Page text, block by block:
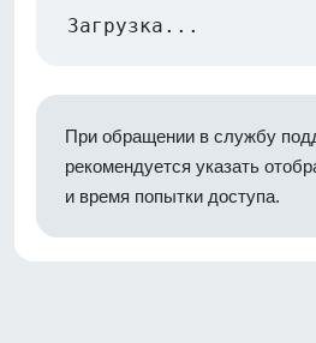
Загрузка...
При обращении в службу
рекомендуется указать
и время попытки доступа.